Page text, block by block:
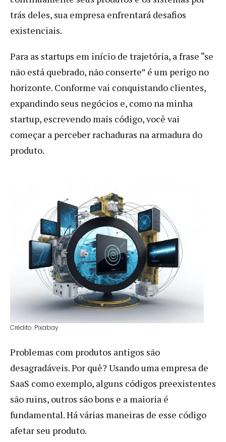
trás deles, sua empresa enfrentará desafios
existenciais.
Para as startups em início de trajetória, a frase “se
não está quebrado, não conserte” é um perigo no
horizonte. Conforme vai conquistando clientes,
expandindo seus negócios e, como na minha
startup, escrevendo mais código, você vai
começar a perceber rachaduras na armadura do
produto.
Crédito: Pixabay
Problemas com produtos antigos são
desagradáveis. Por quê? Usando uma empresa de
SaaS como exemplo, alguns códigos preexistentes
são ruins, outros são bons e a maioria é
fundamental. Há várias maneiras de esse código
afetar seu produto.